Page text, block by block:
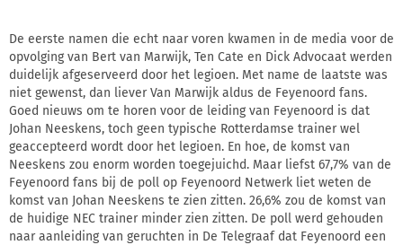
De eerste namen die echt naar voren kwamen in de media voor de
opvolging van Bert van Marwijk, Ten Cate en Dick Advocaat werden
duidelijk afgeserveerd door het legioen. Met name de laatste was
niet gewenst, dan liever Van Marwijk aldus de Feyenoord fans.
Goed nieuws om te horen voor de leiding van Feyenoord is dat
Johan Neeskens, toch geen typische Rotterdamse trainer wel
geaccepteerd wordt door het legioen. En hoe, de komst van
Neeskens zou enorm worden toegejuichd. Maar liefst 67,7% van de
Feyenoord fans bij de poll op Feyenoord Netwerk liet weten de
komst van Johan Neeskens te zien zitten. 26,6% zou de komst van
de huidige NEC trainer minder zien zitten. De poll werd gehouden
naar aanleiding van geruchten in De Telegraaf dat Feyenoord een